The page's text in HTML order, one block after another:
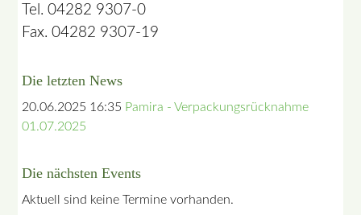
Tel. 04282 9307-0
Fax. 04282 9307-19
Die letzten News
20.06.2025 16:35 Pamira - Verpackungsrücknahme
01.07.2025
Die nächsten Events
Aktuell sind keine Termine vorhanden.